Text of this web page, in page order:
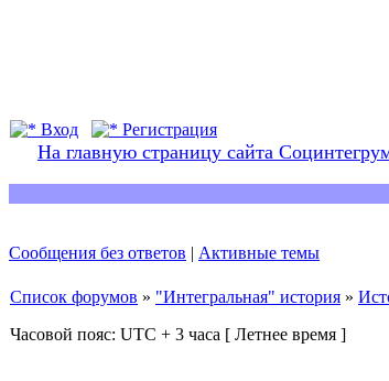
Вход
Регистрация
На главную страницу сайта
Сообщения без ответов | Активные темы
Список форумов » "Интегральная" история »
Часовой пояс: UTC + 3 часа [ Летнее время ]